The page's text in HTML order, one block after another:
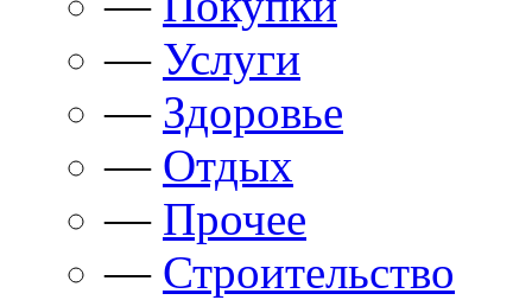
— Услуги
— Здоровье
— Отдых
— Прочее
— Строительство